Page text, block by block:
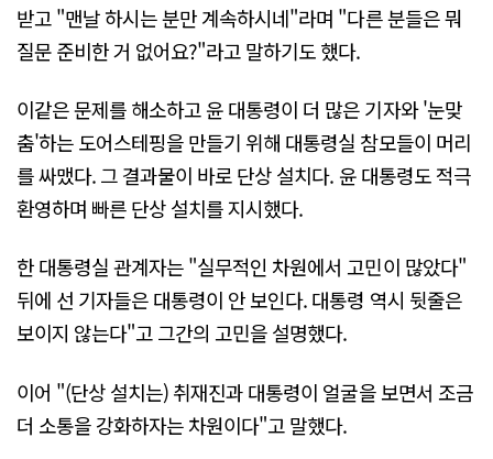
받고 "맨날 하시는 분만 계속하시네"라며 "다른 분들은 뭐
질문 준비한 거 없어요?"라고 말하기도 했다.
이같은 문제를 해소하고 윤 대통령이 더 많은 기자와 '눈맞
춤'하는 도어스테핑을 만들기 위해 대통령실 참모들이 머리
를 싸맸다. 그 결과물이 바로 단상 설치다. 윤 대통령도 적극
환영하며 빠른 단상 설치를 지시했다.
한 대통령실 관계자는 "실무적인 차원에서 고민이 많았다"
뒤에 선 기자들은 대통령이 안 보인다. 대통령 역시 뒷줄은
보이지 않는다"고 그간의 고민을 설명했다.
이어 "(단상 설치는) 취재진과 대통령이 얼굴을 보면서 조금
더 소통을 강화하자는 차원이다"고 말했다.